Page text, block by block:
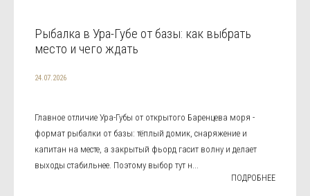
Рыбалка в Ура-Губе от базы: как выбрать
место и чего ждать
24.07.2026
Главное отличие Ура-Губы от открытого Баренцева моря -
формат рыбалки от базы: тёплый домик, снаряжение и
капитан на месте, а закрытый фьорд гасит волну и делает
выходы стабильнее. Поэтому выбор тут н...
ПОДРОБНЕЕ